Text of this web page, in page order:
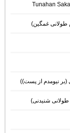
(بر نیومدم از پست))